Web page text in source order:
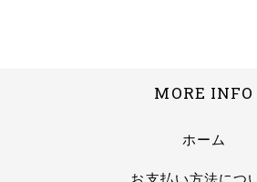
MORE INFO
ホーム
お支払い方法につ